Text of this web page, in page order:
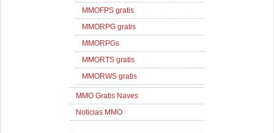
MMOFPS gratis
MMORPG gratis
MMORPGs
MMORTS gratis
MMORWS gratis
MMO Gratis Naves
Noticias MMO